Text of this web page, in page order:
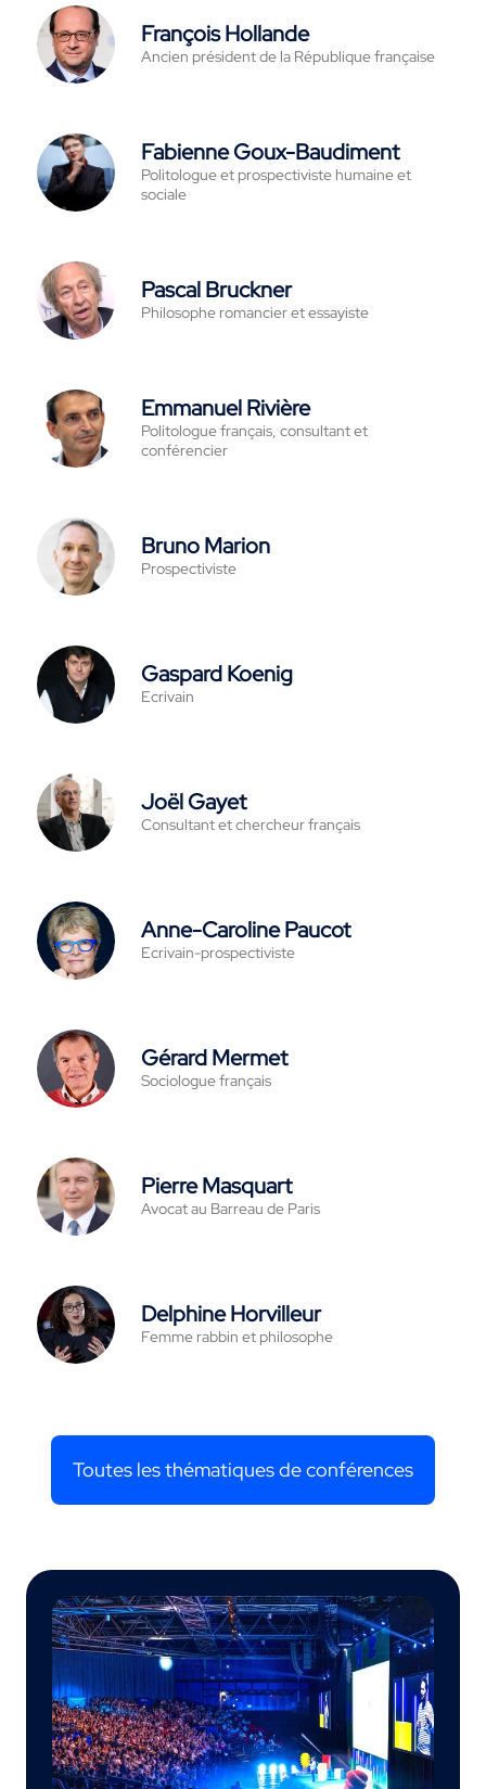
François Hollande
Ancien président de la République française
Fabienne Goux-Baudiment
Politologue et prospectiviste humaine et
sociale
Pascal Bruckner
Philosophe romancier et essayiste
Emmanuel Rivière
Politologue français, consultant et
conférencier
Bruno Marion
Prospectiviste
Gaspard Koenig
Ecrivain
Joël Gayet
Consultant et chercheur français
Anne-Caroline Paucot
Ecrivain-prospectiviste
Gérard Mermet
Sociologue français
Pierre Masquart
Avocat au Barreau de Paris
Delphine Horvilleur
Femme rabbin et philosophe
Toutes les thématiques de conférences